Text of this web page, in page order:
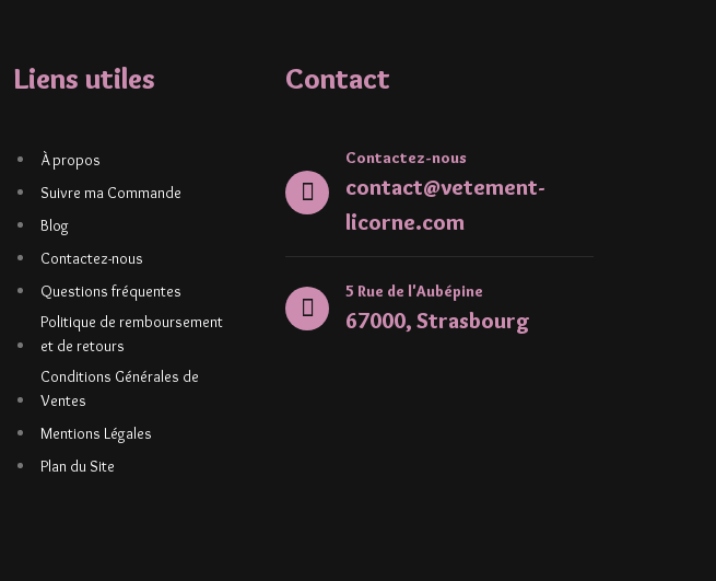
Liens utiles
À propos
Suivre ma Commande
Blog
Contactez-nous
Questions fréquentes
Politique de remboursement
et de retours
Conditions Générales de
Ventes
Mentions Légales
Plan du Site
Contact
Contactez-nous
contact@vetement-
licorne.com
5 Rue de l'Aubépine
67000, Strasbourg